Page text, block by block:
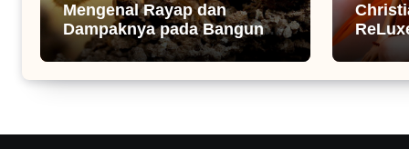
Mengenal Rayap dan
Dampaknya pada Bangunan
Rumah